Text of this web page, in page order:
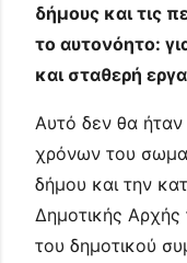
δήμους και τις
το αυτονόητο:
και σταθερή
Αυτό δεν θα
χρόνων του
δήμου και την
Δημοτικής Αρχής
του δημοτικού